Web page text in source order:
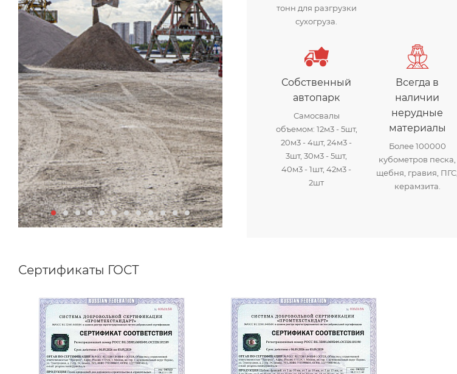
тонн для разгрузки
сухогруза.
Собственный
автопарк
Самосвалы
объемом: 12м3 - 5шт,
20м3 - 4шт, 24м3 -
3шт, 30м3 - 5шт,
40м3 - 1шт, 42м3 -
2шт
Всегда в
наличии
нерудные
материалы
Более 100000
кубометров песка,
щебня, гравия, ПГС,
керамзита.
Сертификаты ГОСТ